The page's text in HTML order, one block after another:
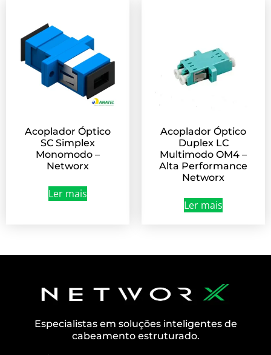
Acoplador Óptico
SC Simplex
Monomodo –
Networx
Ler mais
Acoplador Óptico
Duplex LC
Multimodo OM4 –
Alta Performance
Networx
Ler mais
Especialistas em soluções inteligentes de
cabeamento estruturado.